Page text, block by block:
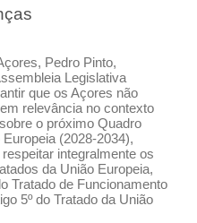
Pedro Pinto,
Legislativa
que os Açores não
relevância no contexto
o próximo Quadro
(2028-2034),
integralmente os
da União Europeia,
Tratado de Funcionamento
5º do Tratado da União